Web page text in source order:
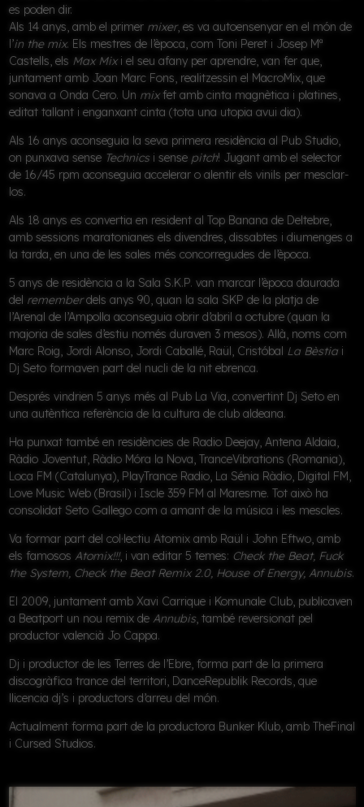
es poden dir.
Als 14 anys, amb el primer mixer, es va autoensenyar en el món de
l’in the mix. Els mestres de l’època, com Toni Peret i Josep Mª
Castells, els Max Mixi el seu afany per aprendre, van fer que,
juntament amb Joan Marc Fons, realitzessin el MacroMix, que
sonava a Onda Cero. Un mixfet amb cinta magnètica i platines,
editat tallant i enganxant cinta (tota una utopia avui dia).
Als 16 anys aconseguia la seva primera residència al Pub Studio,
on punxava sense Technicsi sense pitch! Jugant amb el selector
de 16/45 rpm aconseguia accelerar o alentir els vinils per mesclar-
los.
Als 18 anys es convertia en resident al Top Banana de Deltebre,
amb sessions maratonianes els divendres, dissabtes i diumenges a
la tarda, en una de les sales més concorregudes de l’època.
5 anys de residència a la Sala S.K.P. van marcar l’època daurada
del rememberdels anys 90, quan la sala SKP de la platja de
l’Arenal de l’Ampolla aconseguia obrir d’abril a octubre (quan la
majoria de sales d’estiu només duraven 3 mesos). Allà, noms com
Marc Roig, Jordi Alonso, Jordi Caballé, Raül, Cristóbal La Bèstiai
Dj Seto formaven part del nucli de la nit ebrenca.
Després vindrien 5 anys més al Pub La Via, convertint Dj Seto en
una autèntica referència de la cultura de club aldeana.
Ha punxat també en residències de Radio Deejay, Antena Aldaia,
Ràdio Joventut, Ràdio Móra la Nova, TranceVibrations (Romania),
Loca FM (Catalunya), PlayTrance Radio, La Sénia Ràdio, Digital FM,
Love Music Web (Brasil)i Iscle 359 FM al Maresme. Tot això ha
consolidat Seto Gallego com a amant de la música i les mescles.
Va formar part del col·lectiu Atomixamb Raül i John Eftwo, amb
els famosos Atomix!!!, i van editar 5 temes: Check the Beat, Fuck
the System, Check the Beat Remix 2.0, House of Energy, Annubis.
El 2009, juntament amb Xavi Carrique i Komunale Club, publicaven
a Beatport un nou remix de Annubis, també reversionat pel
productor valencià Jo Cappa.
Dj i productor de les Terres de l’Ebre, forma part de la primera
discogràfica trance del territori, DanceRepublik Records, que
llicencia dj’s i productors d’arreu del món.
Actualment forma part de la productora Bunker Klub, amb TheFinal
i Cursed Studios.